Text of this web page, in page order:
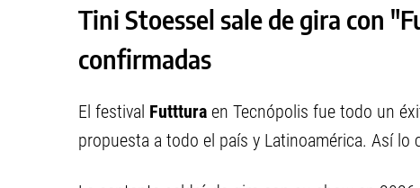
Tini Stoessel sale de gira con
confirmadas
El festival Futttura en Tecnópolis fue todo un
propuesta a todo el país y Latinoamérica. Así